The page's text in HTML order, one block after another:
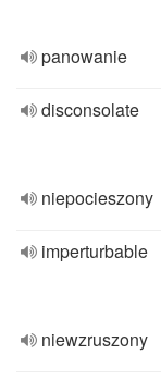
panowanie
disconsolate
niepocieszony
imperturbable
niewzruszony